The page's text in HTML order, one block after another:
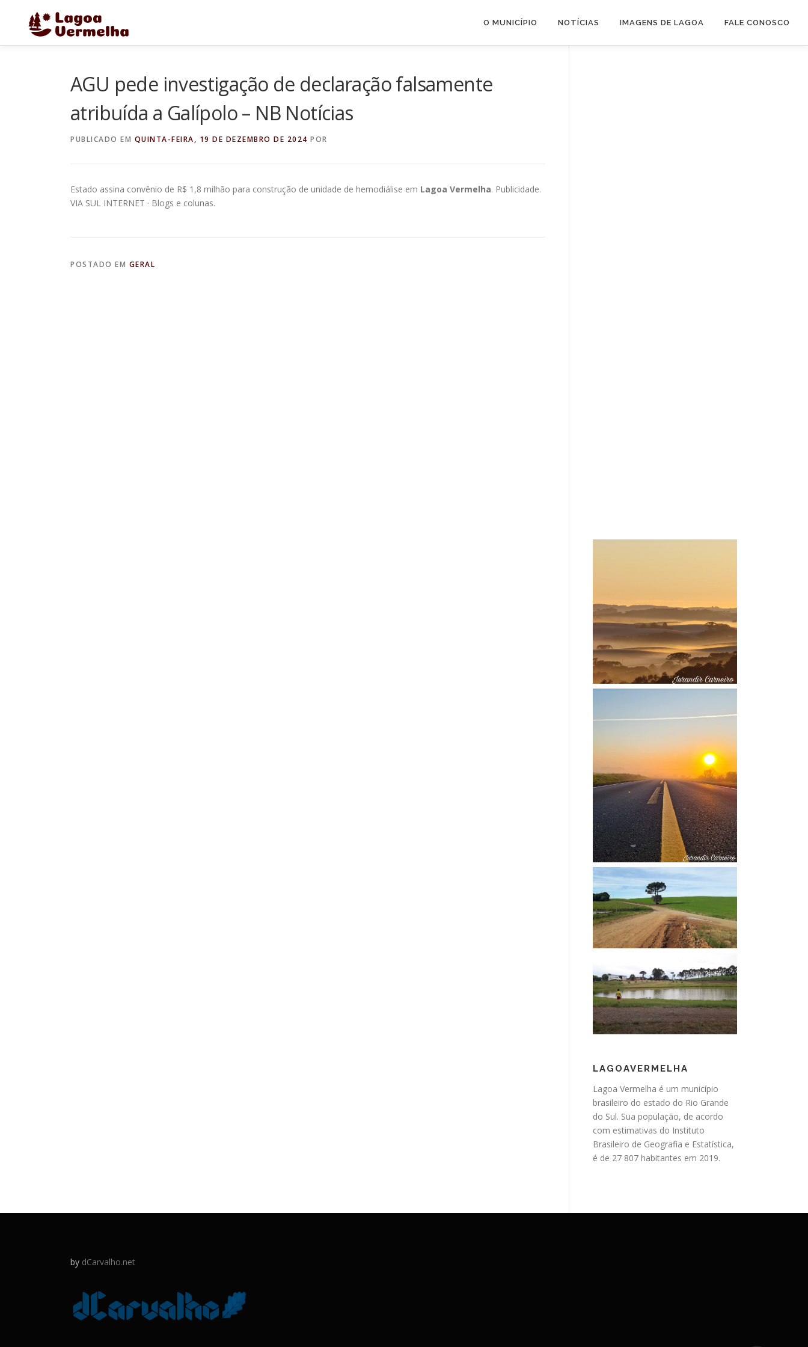
conteúdo
O MUNICÍPIO NOTÍCIAS IMAGENS DE LAGOA FALE CONOSCO
AGU pede investigação de declaração falsamente
atribuída a Galípolo – NB Notícias
PUBLICADO EM QUINTA-FEIRA, 19 DE DEZEMBRO DE 2024 POR
Estado assina convênio de R$ 1,8 milhão para construção de unidade de hemodiálise em Lagoa Vermelha. Publicidade.
VIA SUL INTERNET · Blogs e colunas.
POSTADO EM GERAL
LAGOAVERMELHA
Lagoa Vermelha é um município
brasileiro do estado do Rio Grande
do Sul. Sua população, de acordo
com estimativas do Instituto
Brasileiro de Geografia e Estatística,
é de 27 807 habitantes em 2019.
by dCarvalho.net